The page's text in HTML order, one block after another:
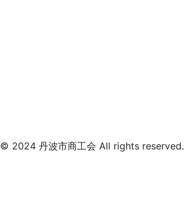
© 2024 丹波市商工会 All rights reserved.